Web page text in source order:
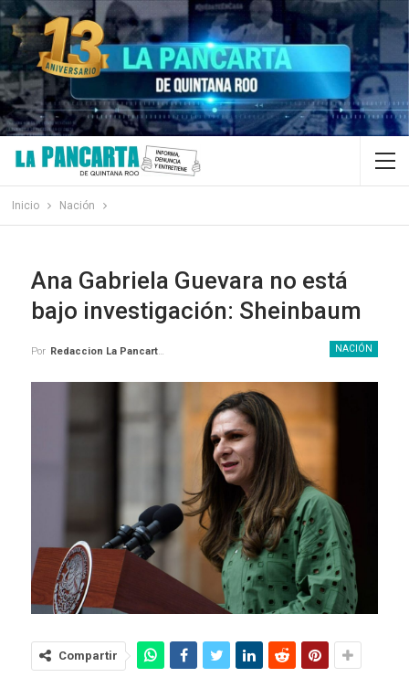
Inicio Nación
Ana Gabriela Guevara no está
bajo investigación: Sheinbaum
NACIÓN
Por Redaccion La Pancarta De Quintana Roo
Compartir